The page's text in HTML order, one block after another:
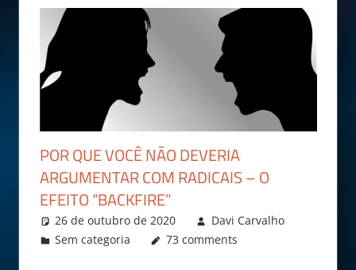
POR QUE VOCÊ NÃO DEVERIA
ARGUMENTAR COM RADICAIS – O
EFEITO “BACKFIRE”
26 de outubro de 2020
Davi Carvalho
Sem categoria
73 comments